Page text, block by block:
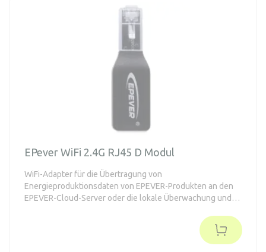
EPever WiFi 2.4G RJ45 D Modul
WiFi-Adapter für die Übertragung von
Energieproduktionsdaten von EPEVER-Produkten an den
EPEVER-Cloud-Server oder die lokale Überwachung und